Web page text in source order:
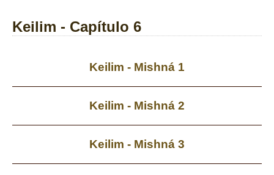
Keilim - Capítulo 6
Keilim - Mishná 1
Keilim - Mishná 2
Keilim - Mishná 3